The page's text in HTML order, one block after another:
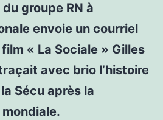
groupe RN à
envoie un courriel
« La Sociale » Gilles
avec brio l’histoire
Sécu après la